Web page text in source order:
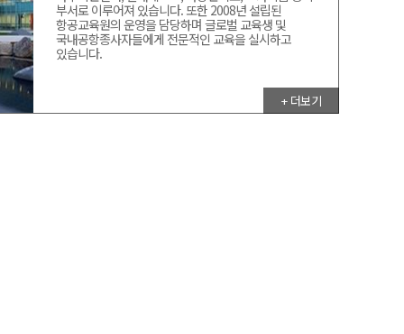
부서로 이루어져 있습니다. 또한 2008년 설립된
항공교육원의 운영을 담당하며 글로벌 교육생 및
국내공항종사자들에게 전문적인 교육을 실시하고
있습니다.
+ 더보기